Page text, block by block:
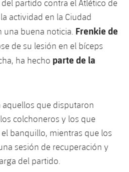
partido contra el Atlético de
actividad en la Ciudad
una buena noticia. Frenkie de
de su lesión en el bíceps
ha hecho parte de la
que disputaron
colchoneros y los que
banquillo, mientras que los
sesión de recuperación y
del partido.